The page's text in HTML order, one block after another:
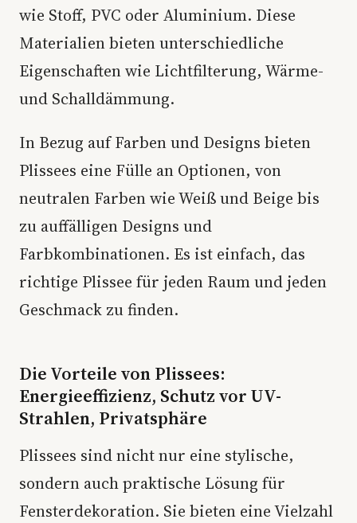
wie Stoff, PVC oder Aluminium. Diese
Materialien bieten unterschiedliche
Eigenschaften wie Lichtfilterung, Wärme-
und Schalldämmung.
In Bezug auf Farben und Designs bieten
Plissees eine Fülle an Optionen, von
neutralen Farben wie Weiß und Beige bis
zu auffälligen Designs und
Farbkombinationen. Es ist einfach, das
richtige Plissee für jeden Raum und jeden
Geschmack zu finden.
Die Vorteile von Plissees:
Energieeffizienz, Schutz vor UV-
Strahlen, Privatsphäre
Plissees sind nicht nur eine stylische,
sondern auch praktische Lösung für
Fensterdekoration. Sie bieten eine Vielzahl